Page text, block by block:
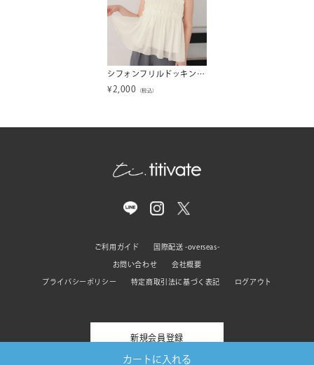
カートに入れる
シフォンフリルドッキングトップス【メール便可／100】
¥ 2,000 （税込）
ご利用ガイド 国際配送 -overseas-
お問い合わせ 会社概要
プライバシーポリシー 特定商取引法に基づく表記 ログアウト
新規会員登録